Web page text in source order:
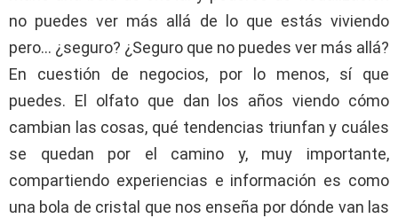
no puedes ver más allá de lo que estás viviendo
pero… ¿seguro? ¿Seguro que no puedes ver más allá?
En cuestión de negocios, por lo menos, sí que
puedes. El olfato que dan los años viendo cómo
cambian las cosas, qué tendencias triunfan y cuáles
se quedan por el camino y, muy importante,
compartiendo experiencias e información es como
una bola de cristal que nos enseña por dónde van las